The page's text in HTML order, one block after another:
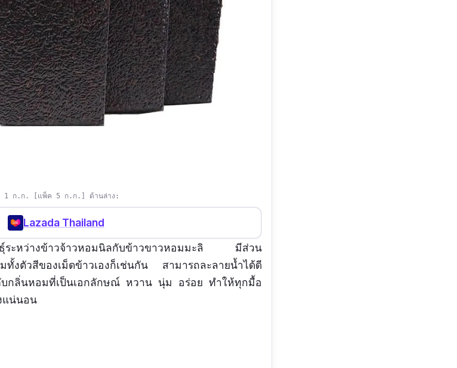
าด 1 ก.ก. [แพ็ค 5 ก.ก.] ด้านล่าง:
Lazada Thailand
ธุ์ระหว่างข้าวจ้าวหอมนิลกับข้าวขาวหอมมะลิ มีส่วน
ทั้งตัวสีของเม็ดข้าวเองก็เช่นกัน สามารถละลายน้ำได้ดี
บกลิ่นหอมที่เป็นเอกลักษณ์ หวาน นุ่ม อร่อย ทำให้ทุกมื้อ
แน่นอน